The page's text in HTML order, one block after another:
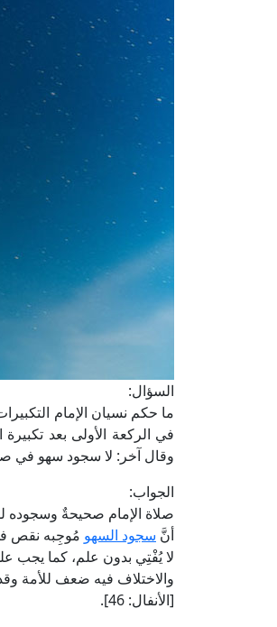
السؤال:
ما حكم نسيان الإمام
في الركعة الأولى بعد
وقال آخر: لا سجود سهو في
الجواب:
صلاة الإمام صحيحةٌ وسجوده
أنَّ سجود السهو مُوجِبه نقص
لا يُفْتِي بدون علم، كما يجب
والاختلاف فيه ضعف للأمة
[الأنفال: 46].